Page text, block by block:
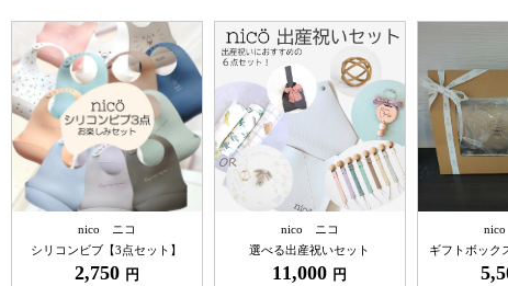
nico ニコ
シリコンビブ【3点セット】
2,750 円
nico ニコ
選べる出産祝いセット
11,000 円
ギフトボック